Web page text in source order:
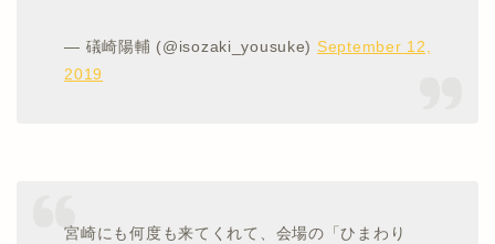
— 礒崎陽輔 (@isozaki_yousuke) September 12,
2019
宮崎にも何度も来てくれて、会場の「ひまわり